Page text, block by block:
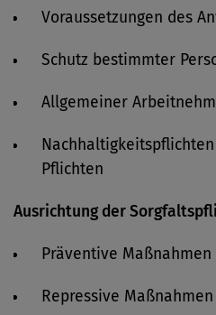
Voraussetzungen des
Schutz bestimmter
Allgemeiner
Pflichten
Ausrichtung der
Präventive Maßnahmen
Repressive Maßnahmen